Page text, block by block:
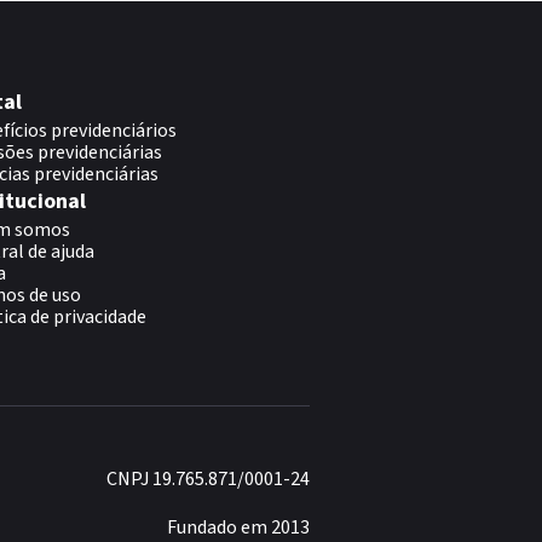
previdenciários
previdenciárias
previdenciárias
somos
de ajuda
de uso
de privacidade
CNPJ 19.765.871/0001-24
Fundado em 2013